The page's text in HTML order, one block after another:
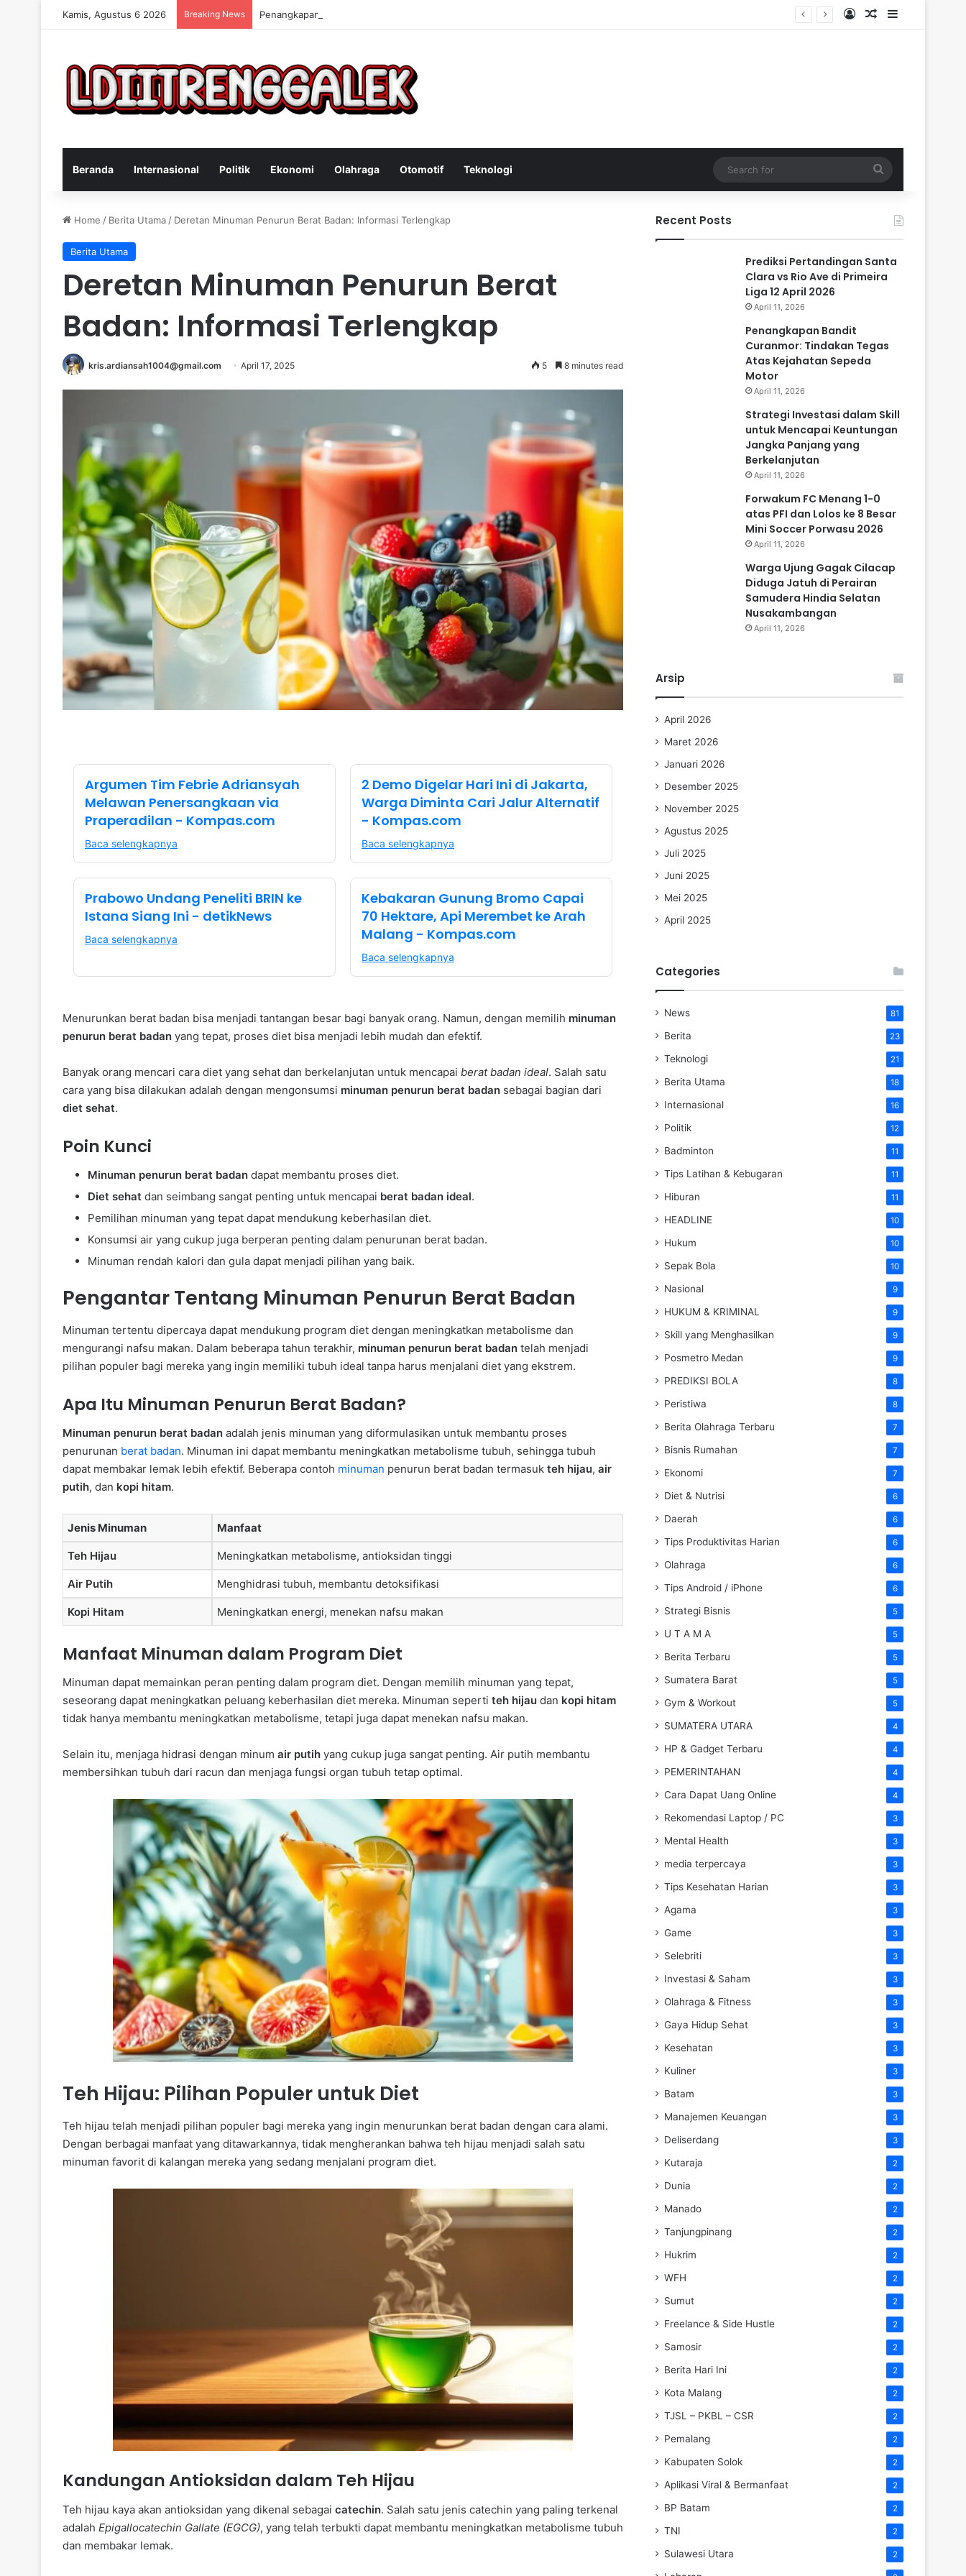
Kamis, Agustus 6 2026 Breaking News Penangkapan Bandit Curanmor: Tindakan Tegas Atas Kejahatan Sepeda Motor Log InRandom Article
Sidebar
Beranda Internasional Politik Ekonomi Olahraga Otomotif Teknologi
for
Home / Berita Utama / Deretan Minuman Penurun Berat Badan: Informasi Terlengkap
Berita Utama
Deretan Minuman Penurun Berat
Badan: Informasi Terlengkap
kris.ardiansah1004@gmail.com April 17, 2025 5 8 minutes read
Argumen Tim Febrie Adriansyah
Melawan Penersangkaan via
Praperadilan - Kompas.com
Baca selengkapnya
2 Demo Digelar Hari Ini di Jakarta,
Warga Diminta Cari Jalur Alternatif
- Kompas.com
Baca selengkapnya
Prabowo Undang Peneliti BRIN ke
Istana Siang Ini - detikNews
Baca selengkapnya
Kebakaran Gunung Bromo Capai
70 Hektare, Api Merembet ke Arah
Malang - Kompas.com
Baca selengkapnya
Menurunkan berat badan bisa menjadi tantangan besar bagi banyak orang. Namun, dengan memilih minuman
penurun berat badan yang tepat, proses diet bisa menjadi lebih mudah dan efektif.
Banyak orang mencari cara diet yang sehat dan berkelanjutan untuk mencapai berat badan ideal. Salah satu
cara yang bisa dilakukan adalah dengan mengonsumsi minuman penurun berat badan sebagai bagian dari
diet sehat.
Poin Kunci
Minuman penurun berat badan dapat membantu proses diet.
Diet sehat dan seimbang sangat penting untuk mencapai berat badan ideal.
Pemilihan minuman yang tepat dapat mendukung keberhasilan diet.
Konsumsi air yang cukup juga berperan penting dalam penurunan berat badan.
Minuman rendah kalori dan gula dapat menjadi pilihan yang baik.
Pengantar Tentang Minuman Penurun Berat Badan
Minuman tertentu dipercaya dapat mendukung program diet dengan meningkatkan metabolisme dan
mengurangi nafsu makan. Dalam beberapa tahun terakhir, minuman penurun berat badan telah menjadi
pilihan populer bagi mereka yang ingin memiliki tubuh ideal tanpa harus menjalani diet yang ekstrem.
Apa Itu Minuman Penurun Berat Badan?
Minuman penurun berat badan adalah jenis minuman yang diformulasikan untuk membantu proses
penurunan berat badan. Minuman ini dapat membantu meningkatkan metabolisme tubuh, sehingga tubuh
dapat membakar lemak lebih efektif. Beberapa contoh minuman penurun berat badan termasuk teh hijau, air
putih, dan kopi hitam.
Jenis Minuman Manfaat
Teh Hijau Meningkatkan metabolisme, antioksidan tinggi
Air Putih Menghidrasi tubuh, membantu detoksifikasi
Kopi Hitam Meningkatkan energi, menekan nafsu makan
Manfaat Minuman dalam Program Diet
Minuman dapat memainkan peran penting dalam program diet. Dengan memilih minuman yang tepat,
seseorang dapat meningkatkan peluang keberhasilan diet mereka. Minuman seperti teh hijau dan kopi hitam
tidak hanya membantu meningkatkan metabolisme, tetapi juga dapat menekan nafsu makan.
Selain itu, menjaga hidrasi dengan minum air putih yang cukup juga sangat penting. Air putih membantu
membersihkan tubuh dari racun dan menjaga fungsi organ tubuh tetap optimal.
Teh Hijau: Pilihan Populer untuk Diet
Teh hijau telah menjadi pilihan populer bagi mereka yang ingin menurunkan berat badan dengan cara alami.
Dengan berbagai manfaat yang ditawarkannya, tidak mengherankan bahwa teh hijau menjadi salah satu
minuman favorit di kalangan mereka yang sedang menjalani program diet.
Kandungan Antioksidan dalam Teh Hijau
Teh hijau kaya akan antioksidan yang dikenal sebagai catechin. Salah satu jenis catechin yang paling terkenal
adalah Epigallocatechin Gallate (EGCG), yang telah terbukti dapat membantu meningkatkan metabolisme tubuh
dan membakar lemak.
Recent Posts
Prediksi Pertandingan Santa
Clara vs Rio Ave di Primeira
Liga 12 April 2026
April 11, 2026
Penangkapan Bandit
Curanmor: Tindakan Tegas
Atas Kejahatan Sepeda
Motor
April 11, 2026
Strategi Investasi dalam Skill
untuk Mencapai Keuntungan
Jangka Panjang yang
Berkelanjutan
April 11, 2026
Forwakum FC Menang 1-0
atas PFI dan Lolos ke 8 Besar
Mini Soccer Porwasu 2026
April 11, 2026
Warga Ujung Gagak Cilacap
Diduga Jatuh di Perairan
Samudera Hindia Selatan
Nusakambangan
April 11, 2026
Arsip
April 2026
Maret 2026
Januari 2026
Desember 2025
November 2025
Agustus 2025
Juli 2025
Juni 2025
Mei 2025
April 2025
Categories
News 81
Berita 23
Teknologi 21
Berita Utama 18
Internasional 16
Politik 12
Badminton 11
Tips Latihan & Kebugaran 11
Hiburan 11
HEADLINE 10
Hukum 10
Sepak Bola 10
Nasional 9
HUKUM & KRIMINAL 9
Skill yang Menghasilkan 9
Posmetro Medan 9
PREDIKSI BOLA 8
Peristiwa 8
Berita Olahraga Terbaru 7
Bisnis Rumahan 7
Ekonomi 7
Diet & Nutrisi 6
Daerah 6
Tips Produktivitas Harian 6
Olahraga 6
Tips Android / iPhone 6
Strategi Bisnis 5
U T A M A 5
Berita Terbaru 5
Sumatera Barat 5
Gym & Workout 5
SUMATERA UTARA 4
HP & Gadget Terbaru 4
PEMERINTAHAN 4
Cara Dapat Uang Online 4
Rekomendasi Laptop / PC 3
Mental Health 3
media terpercaya 3
Tips Kesehatan Harian 3
Agama 3
Game 3
Selebriti 3
Investasi & Saham 3
Olahraga & Fitness 3
Gaya Hidup Sehat 3
Kesehatan 3
Kuliner 3
Batam 3
Manajemen Keuangan 3
Deliserdang 3
Kutaraja 2
Dunia 2
Manado 2
Tanjungpinang 2
Hukrim 2
WFH 2
Sumut 2
Freelance & Side Hustle 2
Samosir 2
Berita Hari Ini 2
Kota Malang 2
TJSL – PKBL – CSR 2
Pemalang 2
Kabupaten Solok 2
Aplikasi Viral & Bermanfaat 2
BP Batam 2
TNI 2
Sulawesi Utara 2